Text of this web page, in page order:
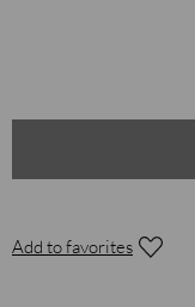
Add to favorites